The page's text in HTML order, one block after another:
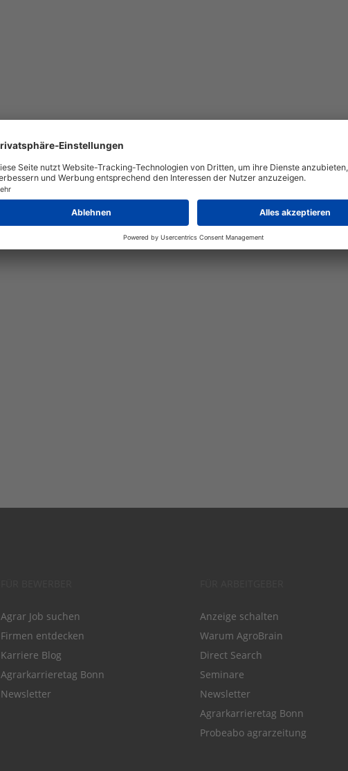
Agrar Job suchen
Firmen entdecken
Karriere Blog
Agrarkarrieretag Bonn
Newsletter
Anzeige schalten
Warum AgroBrain
Direct Search
Seminare
Newsletter
Agrarkarrieretag Bonn
Probeabo agrarzeitung